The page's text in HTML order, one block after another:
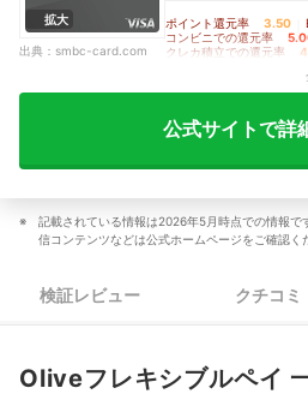
拡大
出典： smbc-card.com
ポイント還元率 3.50
コンビニでの還元率
クレカ積立での還元率
公式サイトで詳
記載されている情報は2026年5月時点での情報で
信コンテンツなどは公式ホームページをご確認く
検証レビュー クチコミ
Oliveフレキシブルペイ